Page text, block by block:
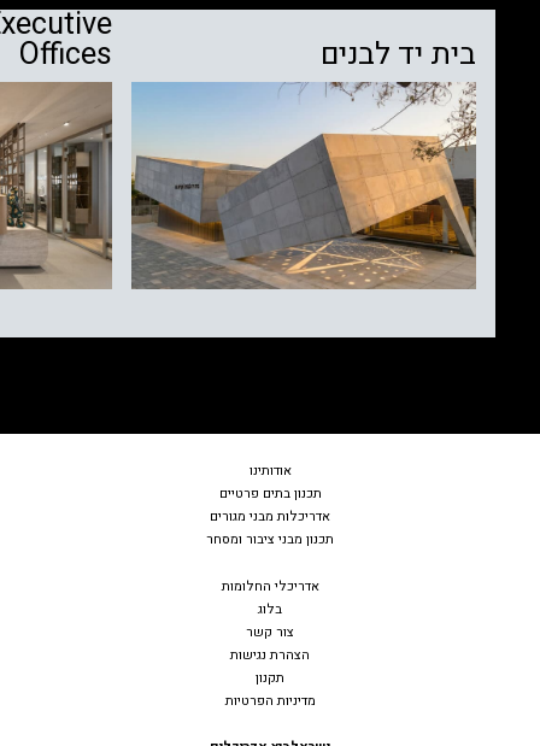
בית יד לבנים Offices
אודותינו
תכנון בתים פרטיים
אדריכלות מבני מגורים
תכנון מבני ציבור ומסחר
אדריכלי החלומות
בלוג
צור קשר
הצהרת נגישות
תקנון
מדיניות הפרטיות